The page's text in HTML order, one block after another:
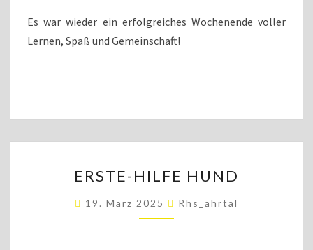
Es war wieder ein erfolgreiches Wochenende voller
Lernen, Spaß und Gemeinschaft!
HILFE
HUND
ERSTE-HILFE HUND
19. März 2025 Rhs_ahrtal